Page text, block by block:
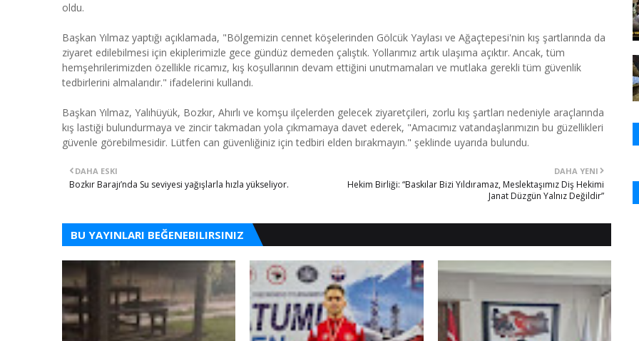
oldu.
Başkan Yılmaz yaptığı açıklamada, "Bölgemizin cennet köşelerinden Gölcük Yaylası ve Ağaçtepesi'nin kış şartlarında da
ziyaret edilebilmesi için ekiplerimizle gece gündüz demeden çalıştık. Yollarımız artık ulaşıma açıktır. Ancak, tüm
hemşehrilerimizden özellikle ricamız, kış koşullarının devam ettiğini unutmamaları ve mutlaka gerekli tüm güvenlik
tedbirlerini almalarıdır." ifadelerini kullandı.
Başkan Yılmaz, Yalıhüyük, Bozkır, Ahırlı ve komşu ilçelerden gelecek ziyaretçileri, zorlu kış şartları nedeniyle araçlarında
kış lastiği bulundurmaya ve zincir takmadan yola çıkmamaya davet ederek, "Amacımız vatandaşlarımızın bu güzellikleri
güvenle görebilmesidir. Lütfen can güvenliğiniz için tedbiri elden bırakmayın." şeklinde uyarıda bulundu.
DAHA YENI
Hekim Birliği: “Baskılar Bizi Yıldıramaz, Meslektaşımız Diş Hekimi
Janat Düzgün Yalnız Değildir”
DAHA ESKI
Bozkır Barajı’nda Su seviyesi yağışlarla hızla yükseliyor.
BU YAYINLARI BEĞENEBILIRSINIZ